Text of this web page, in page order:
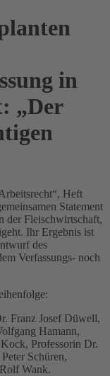
in
„Der
Heft
Statement
der Fleischwirtschaft,
Ihr Ergebnis ist
des
Verfassungs- noch
Franz Josef Düwell,
Hamann,
Professorin Dr.
Schüren,
Wank.